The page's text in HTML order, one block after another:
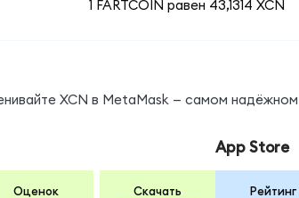
1 FARTCOIN равен 43,1314 XCN
XCN в MetaMask — самом надёжном
Оценок Скачать
App Store
Рейтинг